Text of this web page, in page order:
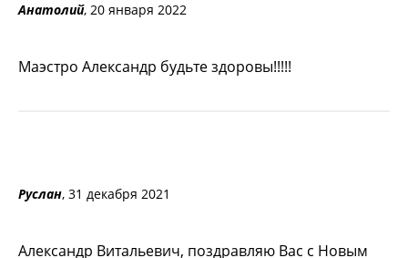
Анатолий, 20 января 2022
Маэстро Александр будьте здоровы!!!!!
Руслан, 31 декабря 2021
Александр Витальевич, поздравляю Вас с Новым